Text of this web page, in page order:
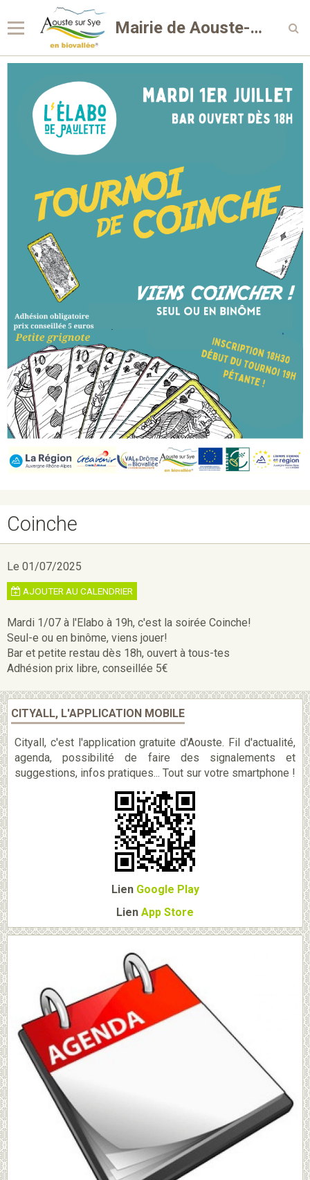
Mairie de Aouste-sur-Sye
Coinche
Le 01/07/2025
AJOUTER AU CALENDRIER
Mardi 1/07 à l'Elabo à 19h, c'est la soirée Coinche!
Seul-e ou en binôme, viens jouer!
Bar et petite restau dès 18h, ouvert à tous-tes
Adhésion prix libre, conseillée 5€
CITYALL, L'APPLICATION MOBILE
Cityall, c'est l'application gratuite d'Aouste. Fil d'actualité,
agenda, possibilité de faire des signalements et
suggestions, infos pratiques... Tout sur votre smartphone !
Lien Google Play
Lien App Store